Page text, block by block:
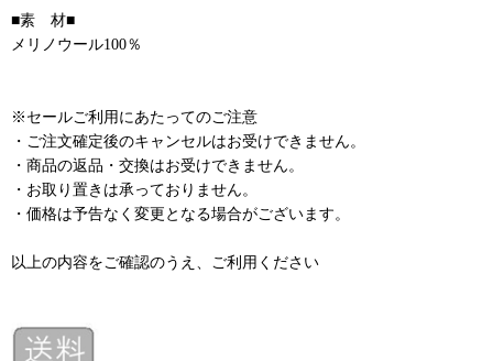
■素 材■
メリノウール100％
※セールご利用にあたってのご注意
・ご注文確定後のキャンセルはお受けできません。
・商品の返品・交換はお受けできません。
・お取り置きは承っておりません。
・価格は予告なく変更となる場合がございます。
以上の内容をご確認のうえ、ご利用ください